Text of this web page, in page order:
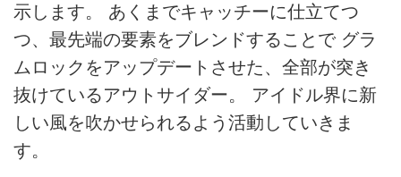
示します。 あくまでキャッチーに仕立てつ
つ、最先端の要素をブレンドすることで グラ
ムロックをアップデートさせた、全部が突き
抜けているアウトサイダー。 アイドル界に新
しい風を吹かせられるよう活動していきま
す。